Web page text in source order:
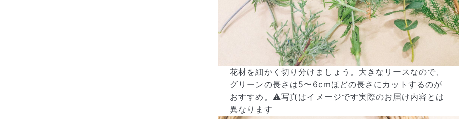
よくある質問
Q. 毎月自動でお花が届くサービスですか？
いいえ、毎月自動でお届けするサービスではありません。好きな時
に好きな花をご注文いただけます。
花材を細かく切り分けましょう。大きなリースなので、
グリーンの長さは5〜6cmほどの長さにカットするのが
おすすめ。⚠️写真はイメージです実際のお届け内容とは
異なります